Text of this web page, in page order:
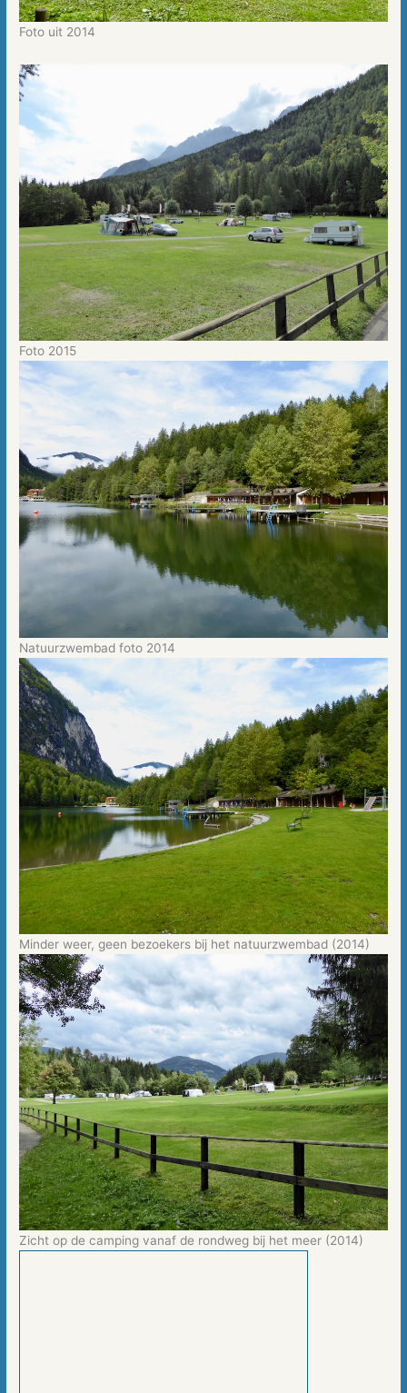
Foto uit 2014
Foto 2015
Natuurzwembad foto 2014
Minder weer, geen bezoekers bij het natuurzwembad (2014)
Zicht op de camping vanaf de rondweg bij het meer (2014)